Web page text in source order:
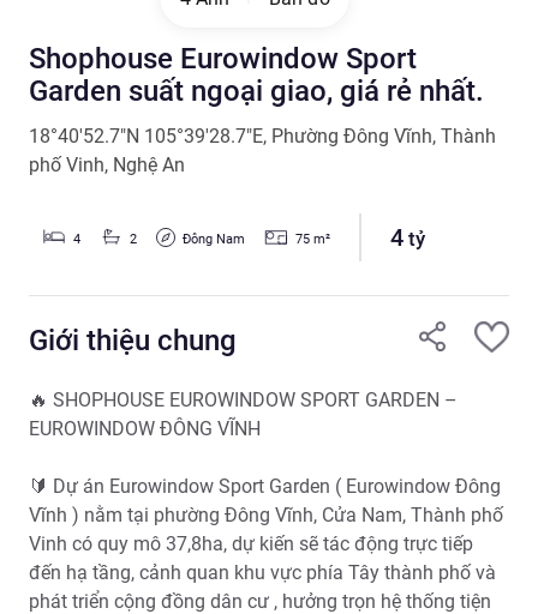
Shophouse Eurowindow Sport
Garden suất ngoại giao, giá rẻ nhất.
18°40'52.7"N 105°39'28.7"E, Phường Đông Vĩnh, Thành
phố Vinh, Nghệ An
4 2 Đông Nam 75m² 4tỷ
Giới thiệu chung
🔥 SHOPHOUSE EUROWINDOW SPORT GARDEN –
EUROWINDOW ĐÔNG VĨNH
🔰 Dự án Eurowindow Sport Garden ( Eurowindow Đông
Vĩnh ) nằm tại phường Đông Vĩnh, Cửa Nam, Thành phố
Vinh có quy mô 37,8ha, dự kiến sẽ tác động trực tiếp
đến hạ tầng, cảnh quan khu vực phía Tây thành phố và
phát triển cộng đồng dân cư , hưởng trọn hệ thống tiện